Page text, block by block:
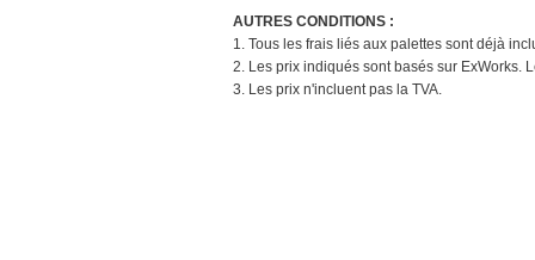
AUTRES CONDITIONS :
1. Tous les frais liés aux palettes sont déjà
2. Les prix indiqués sont basés sur ExWorks.
3. Les prix n'incluent pas la TVA.